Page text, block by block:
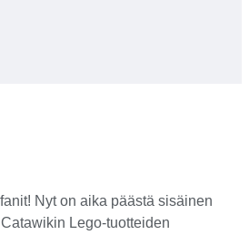
Nyt on aika päästä sisäinen
Lego-tuotteiden